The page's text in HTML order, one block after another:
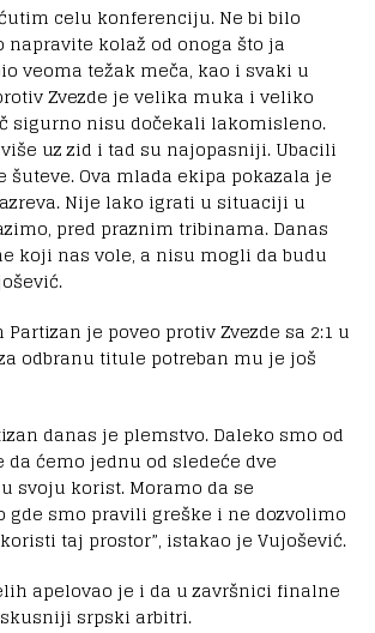
celu konferenciju. Ne bi bilo
napravite kolaž od onoga što ja
veoma težak meča, kao i svaki u
Zvezde je velika muka i veliko
sigurno nisu dočekali lakomisleno.
uz zid i tad su najopasniji. Ubacili
šuteve. Ova mlada ekipa pokazala je
Nije lako igrati u situaciji u
pred praznim tribinama. Danas
koji nas vole, a nisu mogli da budu
Partizan je poveo protiv Zvezde sa 2:1 u
odbranu titule potreban mu je još
danas je plemstvo. Daleko smo od
da ćemo jednu od sledeće dve
svoju korist. Moramo da se
gde smo pravili greške i ne dozvolimo
taj prostor”, istakao je Vujošević.
apelovao je i da u završnici finalne
srpski arbitri.